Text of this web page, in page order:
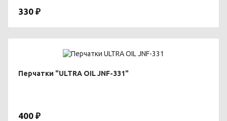
330 ₽
Перчатки "ULTRA OIL JNF-331"
400 ₽